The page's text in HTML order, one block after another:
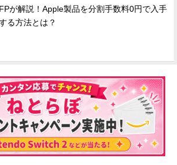
FPが解説！Apple製品を分割手数料0円で入手
る方法とは？